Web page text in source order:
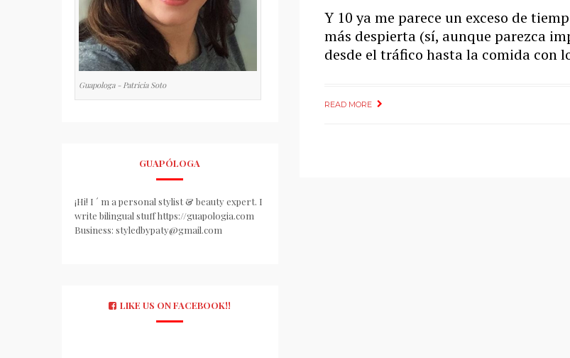
Y 10 ya me parece un exceso de
más despierta (sí, aunque parezca
desde el tráfico hasta la comida con
READ MORE
Guapologa - Patricia Soto
GUAPÓLOGA
¡Hi! I ´ m a personal stylist & beauty expert. I
write bilingual stuff https://guapologia.com
Business: styledbypaty@gmail.com
LIKE US ON FACEBOOK!!